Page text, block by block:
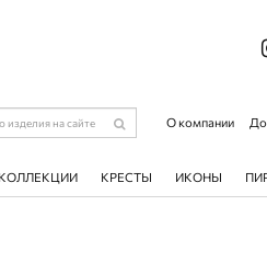
О компании
КОЛЛЕКЦИИ КРЕСТЫ ИКОНЫ